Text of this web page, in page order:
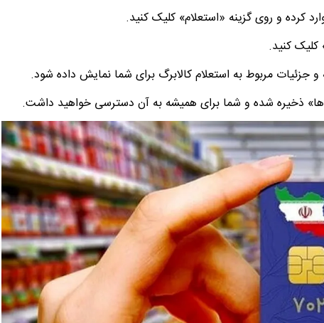
کرده و روی گزینه «استعلام» کلیک کنید.
کلیک کنید.
ذخیره شده و شما برای همیشه به آن دسترسی خواهید داشت.